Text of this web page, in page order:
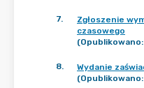
7.
Zgłoszenie
czasowego
8.
Wydanie